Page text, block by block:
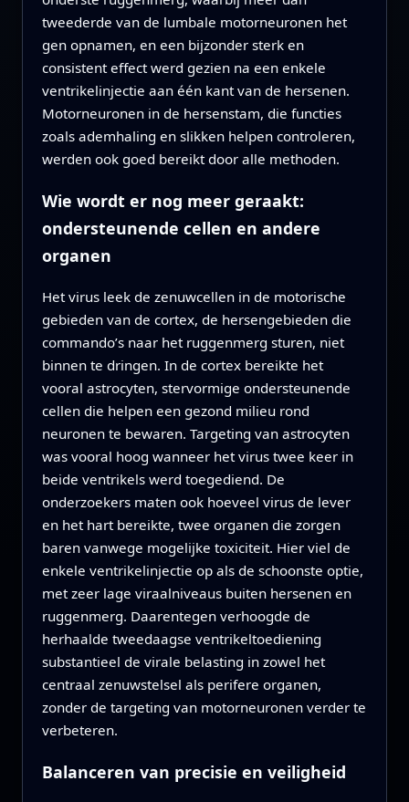
tweederde van de lumbale motorneuronen het
gen opnamen, en een bijzonder sterk en
consistent effect werd gezien na een enkele
ventrikelinjectie aan één kant van de hersenen.
Motorneuronen in de hersenstam, die functies
zoals ademhaling en slikken helpen controleren,
werden ook goed bereikt door alle methoden.
Wie wordt er nog meer geraakt:
ondersteunende cellen en andere
organen
Het virus leek de zenuwcellen in de motorische
gebieden van de cortex, de hersengebieden die
commando’s naar het ruggenmerg sturen, niet
binnen te dringen. In de cortex bereikte het
vooral astrocyten, stervormige ondersteunende
cellen die helpen een gezond milieu rond
neuronen te bewaren. Targeting van astrocyten
was vooral hoog wanneer het virus twee keer in
beide ventrikels werd toegediend. De
onderzoekers maten ook hoeveel virus de lever
en het hart bereikte, twee organen die zorgen
baren vanwege mogelijke toxiciteit. Hier viel de
enkele ventrikelinjectie op als de schoonste optie,
met zeer lage viraalniveaus buiten hersenen en
ruggenmerg. Daarentegen verhoogde de
herhaalde tweedaagse ventrikeltoediening
substantieel de virale belasting in zowel het
centraal zenuwstelsel als perifere organen,
zonder de targeting van motorneuronen verder te
verbeteren.
Balanceren van precisie en veiligheid